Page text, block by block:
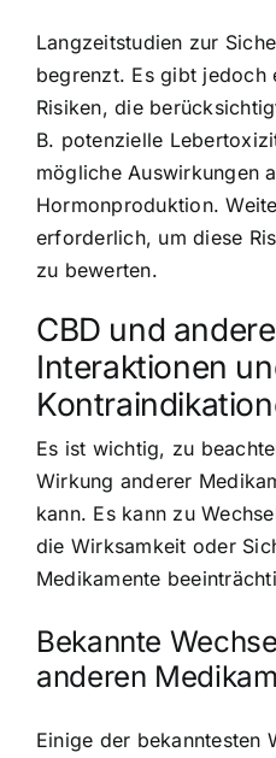
Langzeitstudien zur
begrenzt. Es gibt jedoch
Risiken, die
B. potenzielle
mögliche Auswirkungen
Hormonproduktion.
erforderlich, um diese
zu bewerten.
CBD und
Interaktionen
Es ist wichtig, zu
Wirkung anderer
kann. Es kann zu
die Wirksamkeit oder
Medikamente
Bekannte
anderen
Einige der bekanntesten